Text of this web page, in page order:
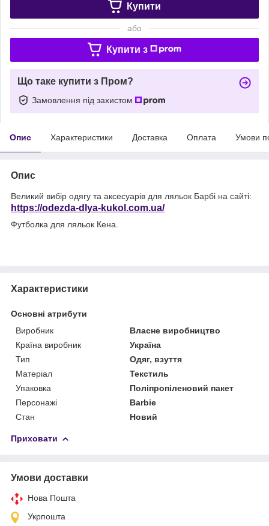
Купити
або
Купити з
Що таке купити з Пром?
Замовлення під захистом
Опис Характеристики Доставка Оплата Умови
Опис
Великий вибір одягу та аксесуарів для ляльок Барбі на сайті:
https://odezda-dlya-kukol.com.ua/
Футболка для ляльок Кена.
Характеристики
Основні атрибути
Виробник
Власне виробництво
Країна виробник
Україна
Тип
Одяг, взуття
Матеріал
Текстиль
Упаковка
Поліпропіленовий пакет
Персонажі
Barbie
Стан
Новий
Приховати
Умови доставки
Нова Пошта
Укрпошта